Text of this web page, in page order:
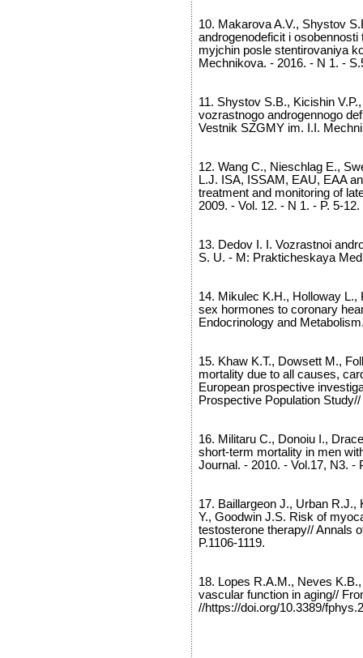
10. Makarova A.V., Shystov
androgenodeficit i
myjchin posle stentirovaniya
Mechnikova. - 2016. - N 1. -
11. Shystov S.B., Kicishin
vozrastnogo androgennogo
Vestnik SZGMY im. I.I.
12. Wang C., Nieschlag E.,
L.J. ISA, ISSAM, EAU, EAA
treatment and monitoring of
2009. - Vol. 12. - N 1. - P. 5-12.
13. Dedov I. I. Vozrastnoi
S. U. - M: Prakticheskaya
14. Mikulec K.H., Holloway L.,
sex hormones to coronary
Endocrinology and
15. Khaw K.T., Dowsett M.,
mortality due to all causes,
European prospective
Prospective Population
16. Militaru C., Donoiu I.,
short-term mortality in men
Journal. - 2010. - Vol.17, N3. -
17. Baillargeon J., Urban R.J.,
Y., Goodwin J.S. Risk of
testosterone therapy// Annals
P.1106-1119.
18. Lopes R.A.M., Neves
vascular function in aging//
//https://doi.org/10.3389/